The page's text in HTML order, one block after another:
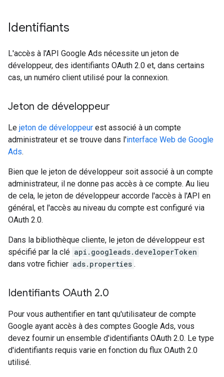
Identifiants
L'accès à l'API Google Ads nécessite un jeton de
développeur, des identifiants OAuth 2.0 et, dans certains
cas, un numéro client utilisé pour la connexion.
Jeton de développeur
Le jeton de développeur est associé à un compte
administrateur et se trouve dans l'interface Web de Google
Ads.
Bien que le jeton de développeur soit associé à un compte
administrateur, il ne donne pas accès à ce compte. Au lieu
de cela, le jeton de développeur accorde l'accès à l'API en
général, et l'accès au niveau du compte est configuré via
OAuth 2.0.
Dans la bibliothèque cliente, le jeton de développeur est
spécifié par la clé api.googleads.developerToken
dans votre fichier ads.properties .
Identifiants OAuth 2.0
Pour vous authentifier en tant qu'utilisateur de compte
Google ayant accès à des comptes Google Ads, vous
devez fournir un ensemble d'identifiants OAuth 2.0. Le type
d'identifiants requis varie en fonction du flux OAuth 2.0
utilisé.